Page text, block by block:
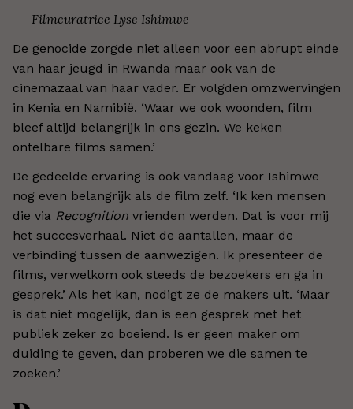
Filmcuratrice Lyse Ishimwe
De genocide zorgde niet alleen voor een abrupt einde
van haar jeugd in Rwanda maar ook van de
cinemazaal van haar vader. Er volgden omzwervingen
in Kenia en Namibië. ‘Waar we ook woonden, film
bleef altijd belangrijk in ons gezin. We keken
ontelbare films samen.’
De gedeelde ervaring is ook vandaag voor Ishimwe
nog even belangrijk als de film zelf. ‘Ik ken mensen
die via Recognition vrienden werden. Dat is voor mij
het succesverhaal. Niet de aantallen, maar de
verbinding tussen de aanwezigen. Ik presenteer de
films, verwelkom ook steeds de bezoekers en ga in
gesprek.’ Als het kan, nodigt ze de makers uit. ‘Maar
is dat niet mogelijk, dan is een gesprek met het
publiek zeker zo boeiend. Is er geen maker om
duiding te geven, dan proberen we die samen te
zoeken.’